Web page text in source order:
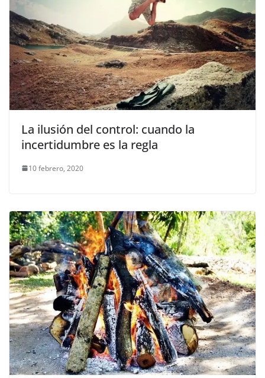
La ilusión del control: cuando la
incertidumbre es la regla
10 febrero, 2020